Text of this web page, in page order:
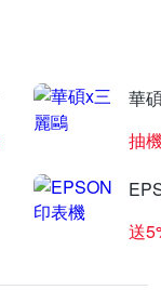
華
抽
送